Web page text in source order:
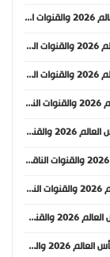
موعد مباراة الأرجنتين والجزائر في كأس العالم 2026 والقنوات الناقلة
موعد مباراة العراق والنرويج في كأس العالم 2026 والقنوات الناقلة
موعد مباراة فرنسا والسنغال في كأس العالم 2026 والقنوات الناقلة
موعد مباراة إيران ونيوزيلندا في كأس العالم 2026 والقنوات الناقلة
موعد مباراة السعودية وأوروغواي في كأس العالم 2026 والقنوات الناقلة
موعد مباراة بلجيكا ومصر في كأس العالم 2026 والقنوات الناقلة
موعد مباراة السويد وتونس في كأس العالم 2026 والقنوات الناقلة
موعد مباراة إسبانيا والرأس الأخضر في كأس العالم 2026 والقنوات الناقلة
موعد مباراة ساحل العاج والإكوادور في كأس العالم 2026 والقنوات الناقلة